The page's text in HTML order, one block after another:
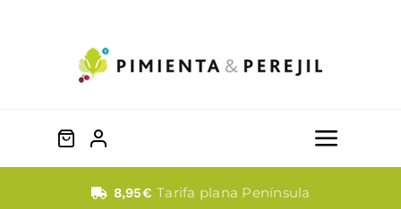
Toggle
8,95€Tarifa plana Península